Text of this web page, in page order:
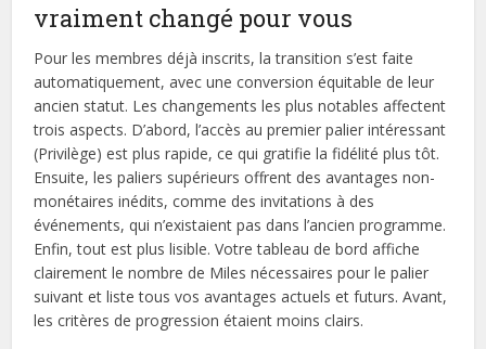
vraiment changé pour vous
Pour les membres déjà inscrits, la transition s’est faite
automatiquement, avec une conversion équitable de leur
ancien statut. Les changements les plus notables affectent
trois aspects. D’abord, l’accès au premier palier intéressant
(Privilège) est plus rapide, ce qui gratifie la fidélité plus tôt.
Ensuite, les paliers supérieurs offrent des avantages non-
monétaires inédits, comme des invitations à des
événements, qui n’existaient pas dans l’ancien programme.
Enfin, tout est plus lisible. Votre tableau de bord affiche
clairement le nombre de Miles nécessaires pour le palier
suivant et liste tous vos avantages actuels et futurs. Avant,
les critères de progression étaient moins clairs.